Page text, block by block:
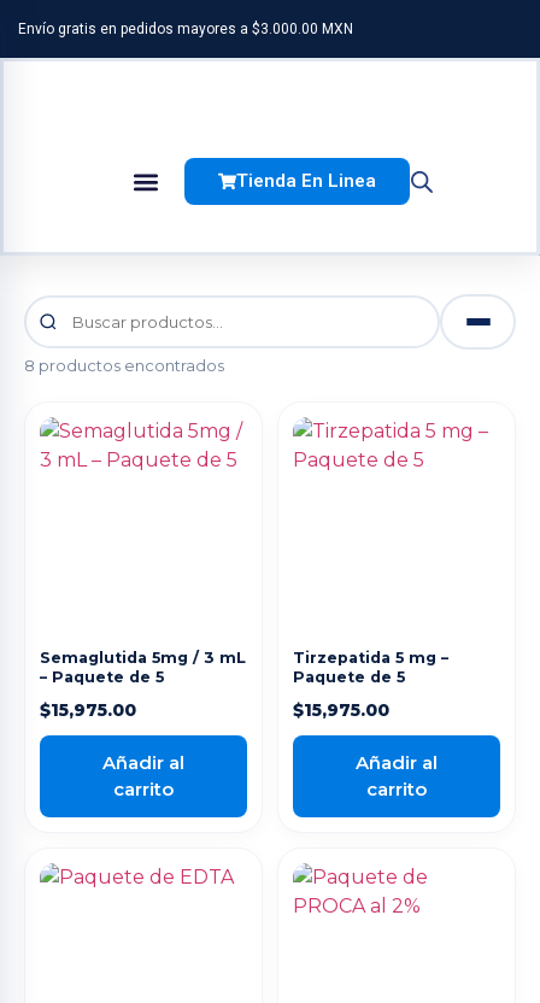
Envío gratis en pedidos mayores a $3.000.00 MXN
Tienda En Linea
8 productos encontrados
Semaglutida 5mg / 3 mL
– Paquete de 5
$15,975.00
Añadir al
carrito
Tirzepatida 5 mg –
Paquete de 5
$15,975.00
Añadir al
carrito